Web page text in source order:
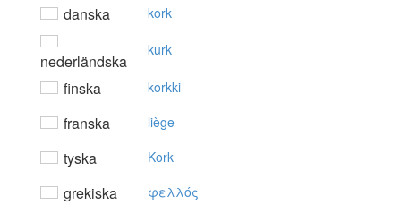
danska kork
nederländska
kurk
finska korkki
franska liège
tyska Kork
grekiska φελλός